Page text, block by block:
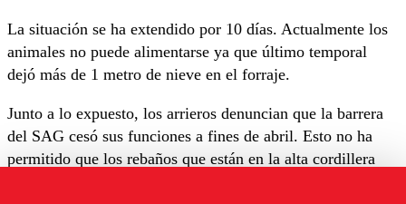
La situación se ha extendido por 10 días. Actualmente los
animales no puede alimentarse ya que último temporal
dejó más de 1 metro de nieve en el forraje.
Junto a lo expuesto, los arrieros denuncian que la barrera
del SAG cesó sus funciones a fines de abril. Esto no ha
permitido que los rebaños que están en la alta cordillera